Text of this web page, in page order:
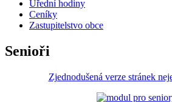
Úřední hodiny
Ceníky
Zastupitelstvo obce
Senioři
Zjednodušená verze stránek